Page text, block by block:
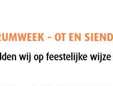
- OT EN
wij op feestelijke